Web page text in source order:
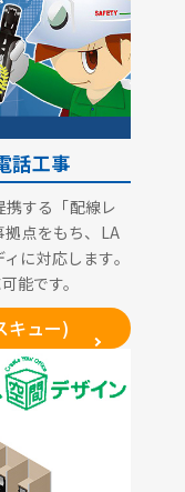
話工事
携する「配線レ
拠点をもち、LA
に対応します。
能です。
キュー)